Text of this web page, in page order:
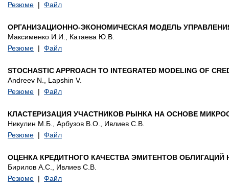
Резюме | Файл
ОРГАНИЗАЦИОННО-ЭКОНОМИЧЕСКАЯ МОДЕЛЬ
Максименко И.И., Катаева Ю.В.
Резюме | Файл
STOCHASTIC APPROACH TO INTEGRATED MODELING OF
Andreev N., Lapshin V.
Резюме | Файл
КЛАСТЕРИЗАЦИЯ УЧАСТНИКОВ РЫНКА НА ОСНОВЕ
Никулин М.Б., Арбузов В.О., Ивлиев С.В.
Резюме | Файл
ОЦЕНКА КРЕДИТНОГО КАЧЕСТВА ЭМИТЕНТОВ
Бирилов А.С., Ивлиев С.В.
Резюме | Файл